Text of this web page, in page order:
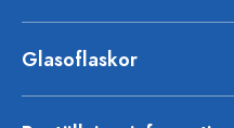
Glasoflaskor